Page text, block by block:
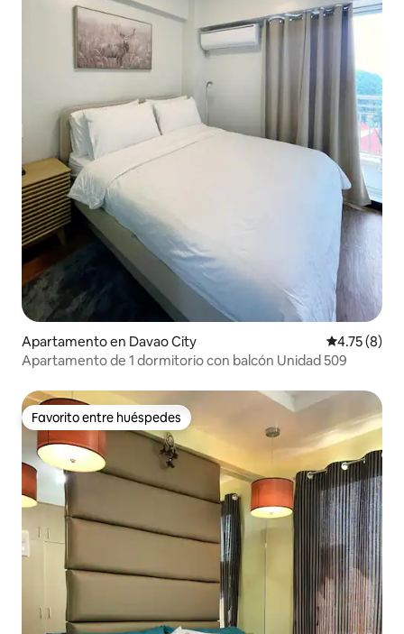
Apartamento en Davao City Calificación
4.75 (8)
Apartamento de 1 dormitorio con balcón Unidad 509
Favorito entre huéspedes
Favorito entre huéspedes